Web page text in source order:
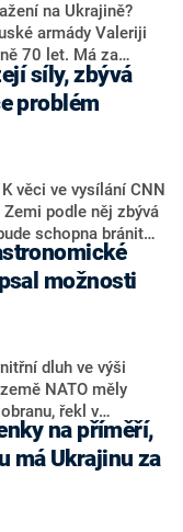
na Ukrajině?
armády Valeriji
70 let. Má za
to ale i
a hrozné přešlapy.
problém
věci ve vysílání CNN
podle něj zbývá
schopna bránit
chce podle
vyřešit jednou
možnosti
dluh ve výši
NATO měly
řekl v
Jiří Šedivý, bývalý
obranné
zvýšeným
peníze i na
odvětví se
má Ukrajinu za